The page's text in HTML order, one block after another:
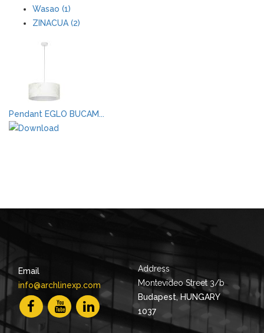
Wasao (1)
ZINACUA (2)
Pendant EGLO BUCAM...
Email
info@archlinexp.com
Address
Montevideo Street 3/b
Budapest, HUNGARY
1037